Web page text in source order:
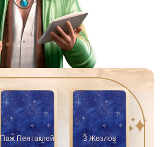
Паж Пентаклей 3 Жезлов